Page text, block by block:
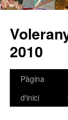
2010
Vés
Pàgina
d'inici